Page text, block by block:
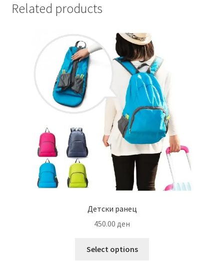
Related products
Детски ранец
450.00 ден
Select options